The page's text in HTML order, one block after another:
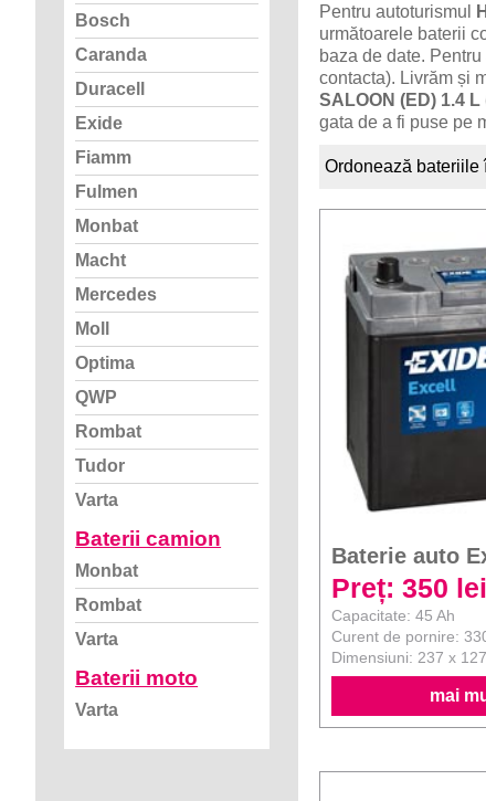
Pentru autoturismul
următoarele baterii
baza de date.
contacta). Livrăm și
SALOON (ED) 1.4 L
gata de a fi puse pe
Ordonează bateriile
Baterie auto
Preț: 350 lei
Capacitate: 45 Ah
Curent de pornire:
Dimensiuni: 237 x
mai
Bosch
Caranda
Duracell
Exide
Fiamm
Fulmen
Monbat
Macht
Mercedes
Moll
Optima
QWP
Rombat
Tudor
Varta
Baterii camion
Monbat
Rombat
Varta
Baterii moto
Varta